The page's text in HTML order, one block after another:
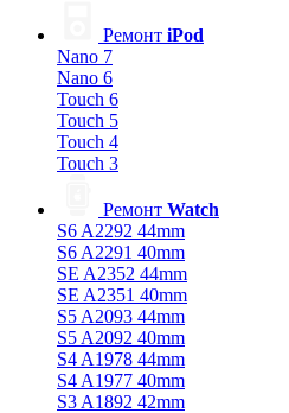
Ремонт iPod
Nano 7
Nano 6
Touch 6
Touch 5
Touch 4
Touch 3
Ремонт Watch
S6 A2292 44mm
S6 A2291 40mm
SE A2352 44mm
SE A2351 40mm
S5 A2093 44mm
S5 A2092 40mm
S4 A1978 44mm
S4 A1977 40mm
S3 A1892 42mm